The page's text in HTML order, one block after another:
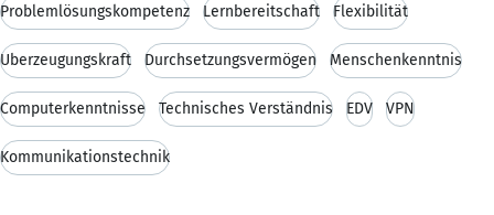
Problemlösungskompetenz Lernbereitschaft Flexibilität
Überzeugungskraft Durchsetzungsvermögen Menschenkenntnis
Computerkenntnisse Technisches Verständnis EDV VPN
Kommunikationstechnik